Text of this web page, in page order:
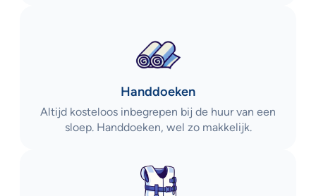
Handdoeken
Altijd kosteloos inbegrepen bij de huur van een
sloep. Handdoeken, wel zo makkelijk.